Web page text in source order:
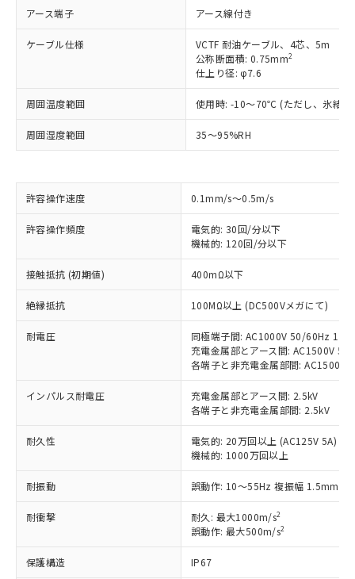
アース端子 アース線付き
ケーブル仕様
VCTF 耐油ケーブル、4芯、5m
公称断面積: 0.75mm2
仕上り径: φ7.6
周囲温度範囲 使用時: -10～70℃ (ただし、氷結し
周囲湿度範囲 35～95%RH
許容操作速度 0.1mm/s～0.5m/s
許容操作頻度
電気的: 30回/分以下
機械的: 120回/分以下
接触抵抗 (初期値) 400mΩ以下
絶縁抵抗 100MΩ以上 (DC500Vメガにて)
耐電圧
同極端子間: AC1000V 50/60Hz
充電金属部とアース間: AC1500V
各端子と非充電金属部間: AC1500V
インパルス耐電圧
充電金属部とアース間: 2.5kV
各端子と非充電金属部間: 2.5kV
耐久性
電気的: 20万回以上 (AC125V 5A)
機械的: 1000万回以上
耐振動 誤動作: 10～55Hz 複振幅 1.5mm
耐衝撃 耐久: 最大1000m/s2
誤動作: 最大500m/s2
保護構造 IP67
ご利用条件
以下の条件をお読みいただき、同意のうえ
商品の当社在庫状況および標準価格
(税抜)を提供させていただくもので
当社制御機器事業取扱商品の中には、
本サービスの対象外となる商品もある
ことをご了承ください。
在庫状況および標準価格照会結果は、
記載している更新日時点での社内デー
タに基づき作成されるものであり、閲
準価格とは異なる場合があることをご
※1 対応状況
対応済み：EU RoHS指令（10物質）の
非含有に対応した製品が提供可能な商品で
対応予定：EU RoHS指令（10物質）の非含
商品です。
対応予定なし：EU RoHS指令（10物質）の
非含有に非対応の商品で、対応品を出す予
調査・確認中：EU RoHS指令（10物質）の
非含有の対応状況を調査中または確認中の
非該当品：ライセンス料など無形物で、有
害物質有無と関係のない商品です。
仕入先様の事情により、非含有部品として
いたものが、含有品と判明した場合などや
むを得ず変更することがあります。
鉛(Pb) 1000ppm以下、 水銀(Hg) 1000ppm以下、 カド
六価クロム(Cr(Ⅵ)) 1000ppm以下、ポリ臭化ビフェニル
※1 中国RoHS○×表
「○」：最大均質材料含有率が中国RoHSの
基準値以下であることを示します。
「×」：最大均質材料含有率が中国RoHSの
「－」：未確認です。当社販売部門へお問
ム) : 100ppm、
当社は、これら貴社製品のうち、外国
為替および外国貿易法に定める商品
（以下｢規制貨物等」という）を輸出
または国外への提供する場合は、日本
国政府の輸出許可(または役務取引許
可)を取得するなどの必要な手続きを